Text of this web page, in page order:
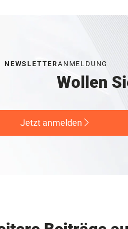
NEWSLETTERANMELDUNG
Wollen
Jetzt anmelden